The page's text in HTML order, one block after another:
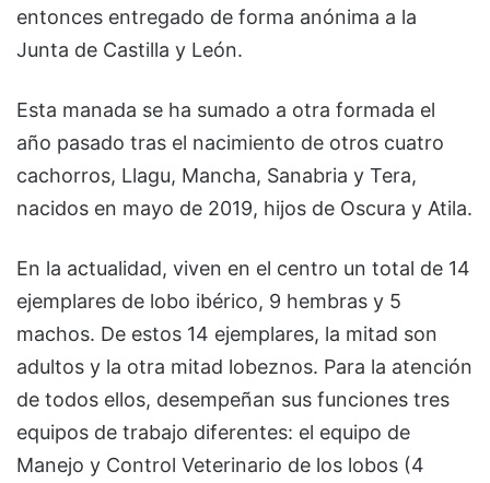
entonces entregado de forma anónima a la
Junta de Castilla y León.
Esta manada se ha sumado a otra formada el
año pasado tras el nacimiento de otros cuatro
cachorros, Llagu, Mancha, Sanabria y Tera,
nacidos en mayo de 2019, hijos de Oscura y Atila.
En la actualidad, viven en el centro un total de 14
ejemplares de lobo ibérico, 9 hembras y 5
machos. De estos 14 ejemplares, la mitad son
adultos y la otra mitad lobeznos. Para la atención
de todos ellos, desempeñan sus funciones tres
equipos de trabajo diferentes: el equipo de
Manejo y Control Veterinario de los lobos (4